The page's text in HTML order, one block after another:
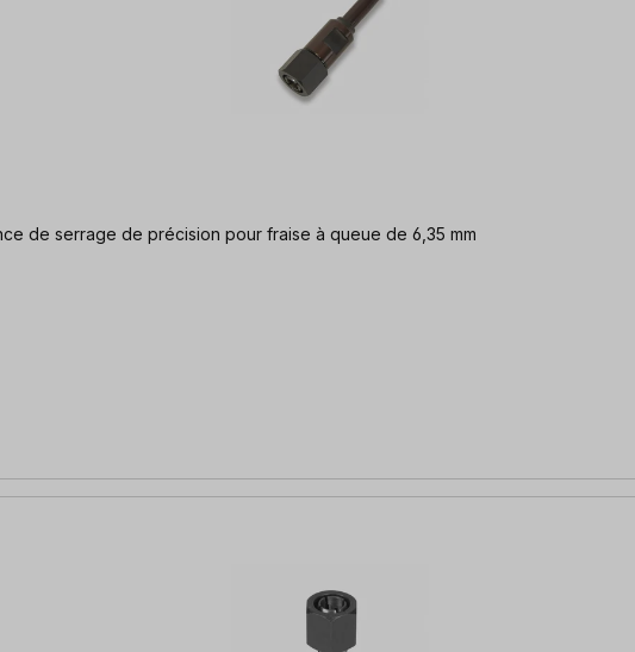
de serrage de précision pour fraise à queue de 6,35 mm